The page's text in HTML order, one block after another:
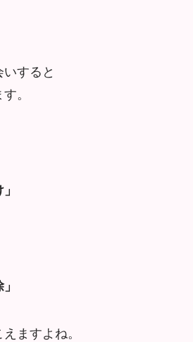
すると
。
ますよね。